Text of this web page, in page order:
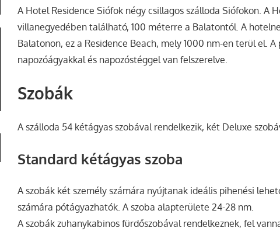
A Hotel Residence Siófok négy csillagos szálloda Siófokon. A
villanegyedében található, 100 méterre a Balatontól. A
Balatonon, ez a Residence Beach, mely 1000 nm-en terül el.
napozóágyakkal és napozóstéggel van felszerelve.
Szobák
A szálloda 54 kétágyas szobával rendelkezik, két Deluxe
Standard kétágyas szoba
A szobák két személy számára nyújtanak ideális pihenési
számára pótágyazhatók. A szoba alapterülete 24-28 nm.
A szobák zuhanykabinos fürdőszobával rendelkeznek, fel